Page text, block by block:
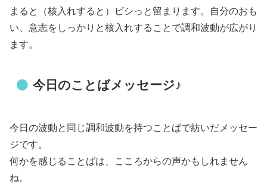
まると（核入れすると）ビシっと留まります。自分のおも
い、意志をしっかりと核入れすることで調和波動が広がり
ます。
今日のことばメッセージ♪
今日の波動と同じ調和波動を持つことばで紡いだメッセー
ジです。
何かを感じることばは、こころからの声かもしれません
ね。